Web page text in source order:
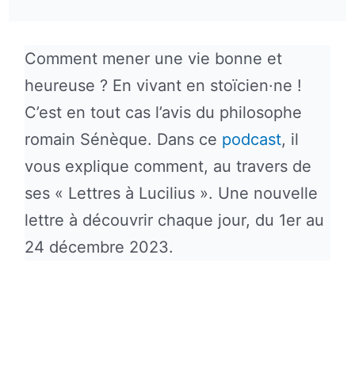
Comment mener une vie bonne et
heureuse ? En vivant en stoïcien·ne !
C’est en tout cas l’avis du philosophe
romain Sénèque. Dans ce podcast, il
vous explique comment, au travers de
ses « Lettres à Lucilius ». Une nouvelle
lettre à découvrir chaque jour, du 1er au
24 décembre 2023.